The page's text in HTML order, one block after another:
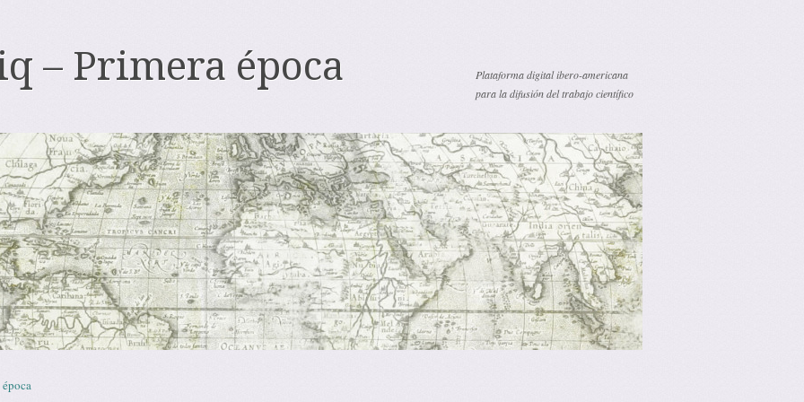
– Primera época
Plataforma digital ibero-americana
para la difusión del trabajo científico